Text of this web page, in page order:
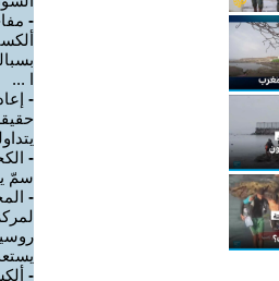
-
ا ...
-
-
سمّ
-
-